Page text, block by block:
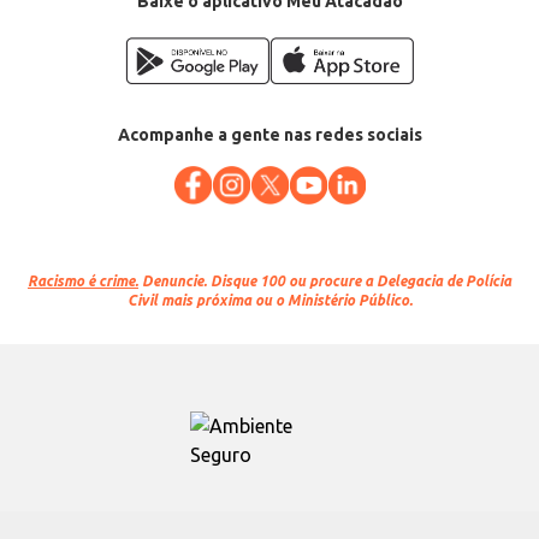
Acompanhe a gente nas redes sociais
Racismo é crime. Denuncie. Disque 100 ou procure a Delegacia de Polícia
Civil mais próxima ou o Ministério Público.